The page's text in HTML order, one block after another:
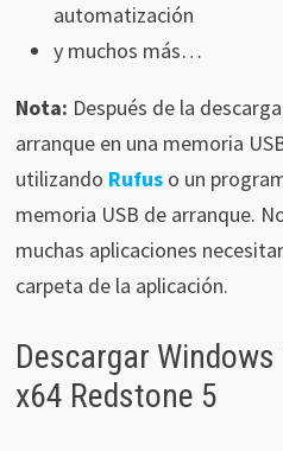
automatización
y muchos más…
Nota: Después de la
arranque en una memoria
utilizando Rufuso un
memoria USB de arranque.
muchas aplicaciones
carpeta de la aplicación.
Descargar
x64 Redstone 5